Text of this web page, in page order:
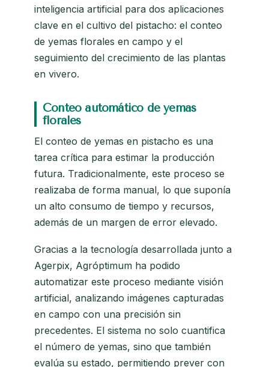
inteligencia artificial para dos aplicaciones
clave en el cultivo del pistacho: el conteo
de yemas florales en campo y el
seguimiento del crecimiento de las plantas
en vivero.
Conteo automático de yemas
florales
El conteo de yemas en pistacho es una
tarea crítica para estimar la producción
futura. Tradicionalmente, este proceso se
realizaba de forma manual, lo que suponía
un alto consumo de tiempo y recursos,
además de un margen de error elevado.
Gracias a la tecnología desarrollada junto a
Agerpix, Agróptimum ha podido
automatizar este proceso mediante visión
artificial, analizando imágenes capturadas
en campo con una precisión sin
precedentes. El sistema no solo cuantifica
el número de yemas, sino que también
evalúa su estado, permitiendo prever con